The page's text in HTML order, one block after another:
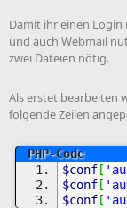
Damit ihr einen Login
und auch Webmail
zwei Dateien nötig.
Als erstet bearbeiten
folgende Zeilen
$conf[
$conf[
$conf[